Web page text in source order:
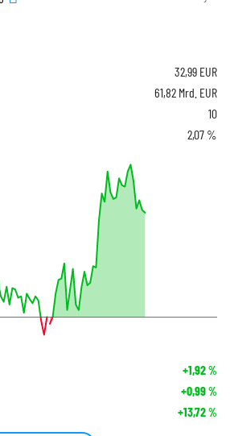
32,99 EUR
61,82 Mrd. EUR
10
2,07 %
+1,92%
+0,99%
+13,72%